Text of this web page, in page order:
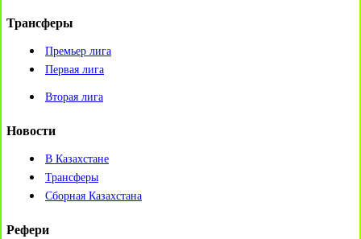
Трансферы
Премьер лига
Первая лига
Вторая лига
Новости
В Казахстане
Трансферы
Сборная Казахстана
Рефери